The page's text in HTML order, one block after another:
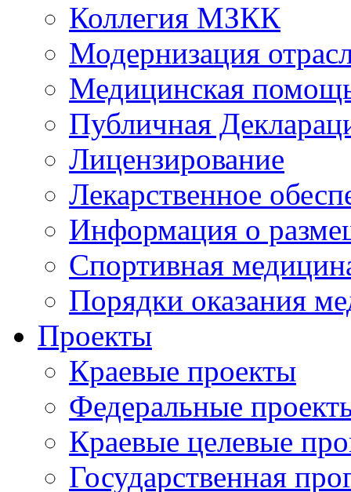
Коллегия МЗКК
Модернизация
Медицинская
Публичная
Лицензирование
Лекарственное
Информация о
Спортивная
Порядки оказания
Проекты
Краевые проекты
Федеральные
Краевые целевые
Государственная